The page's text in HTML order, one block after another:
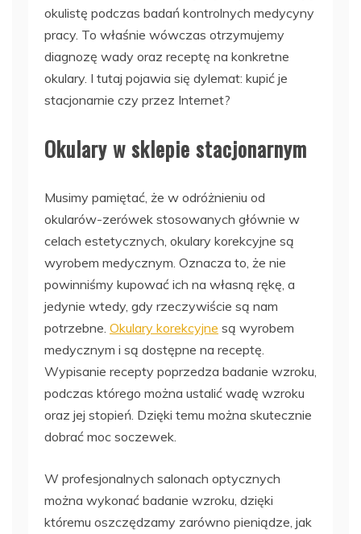
okulistę podczas badań kontrolnych medycyny
pracy. To właśnie wówczas otrzymujemy
diagnozę wady oraz receptę na konkretne
okulary. I tutaj pojawia się dylemat: kupić je
stacjonarnie czy przez Internet?
Okulary w sklepie stacjonarnym
Musimy pamiętać, że w odróżnieniu od
okularów-zerówek stosowanych głównie w
celach estetycznych, okulary korekcyjne są
wyrobem medycznym. Oznacza to, że nie
powinniśmy kupować ich na własną rękę, a
jedynie wtedy, gdy rzeczywiście są nam
potrzebne. Okulary korekcyjne są wyrobem
medycznym i są dostępne na receptę.
Wypisanie recepty poprzedza badanie wzroku,
podczas którego można ustalić wadę wzroku
oraz jej stopień. Dzięki temu można skutecznie
dobrać moc soczewek.
W profesjonalnych salonach optycznych
można wykonać badanie wzroku, dzięki
któremu oszczędzamy zarówno pieniądze, jak